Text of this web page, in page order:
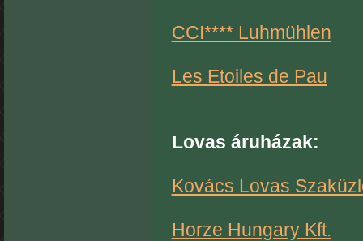
CCI**** Luhmühlen
Les Etoiles de Pau
Lovas áruházak:
Kovács Lovas
Horze Hungary Kft.